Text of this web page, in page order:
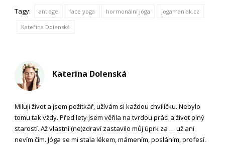
Tagy: antiage face yoga hormonální jóga jogamaniak.cz
Kateřina Dolenská
Katerina Dolenská
Miluji život a jsem požitkář, užívám si každou chviličku. Nebylo
tomu tak vždy. Před lety jsem věřila na tvrdou práci a život plný
starostí. Až vlastní (ne)zdraví zastavilo můj úprk za … už ani
nevím čím. Jóga se mi stala lékem, mámením, posláním, profesí.